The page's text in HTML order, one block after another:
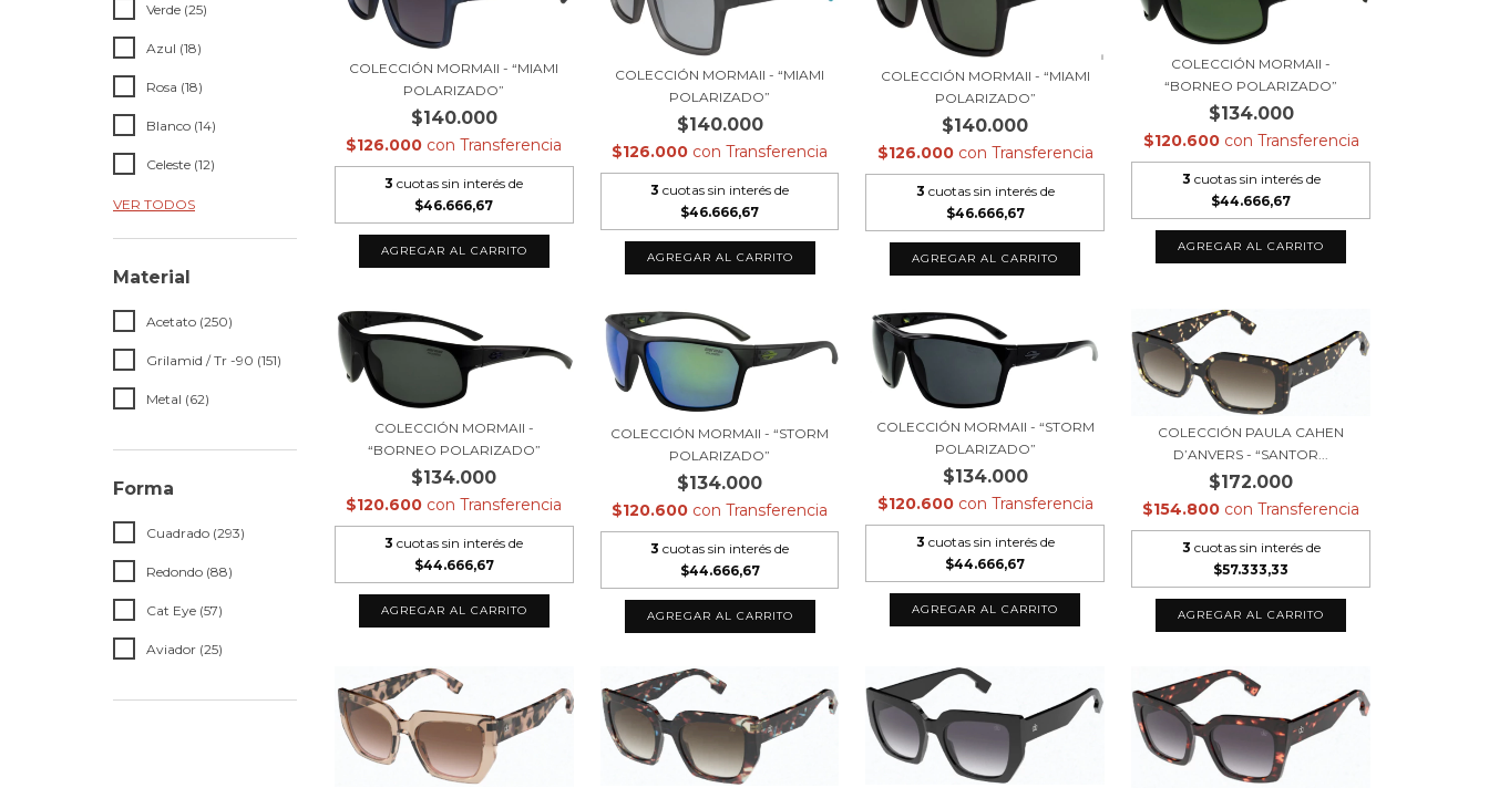
Verde (25)
Azul (18)
Rosa (18)
Blanco (14)
Celeste (12)
VER TODOS
Material
Acetato (250)
Grilamid / Tr -90 (151)
Metal (62)
Forma
Cuadrado (293)
Redondo (88)
Cat Eye (57)
Aviador (25)
COLECCIÓN MORMAII - “MIAMI
POLARIZADO”
$140.000
$126.000 con Transferencia
3 cuotas sin interés de
$46.666,67
COLECCIÓN MORMAII - “MIAMI
POLARIZADO”
$140.000
$126.000 con Transferencia
3 cuotas sin interés de
$46.666,67
COLECCIÓN MORMAII - “MIAMI
POLARIZADO”
$140.000
$126.000 con Transferencia
3 cuotas sin interés de
$46.666,67
COLECCIÓN MORMAII -
“BORNEO POLARIZADO”
$134.000
$120.600 con Transferencia
3 cuotas sin interés de
$44.666,67
COLECCIÓN MORMAII -
“BORNEO POLARIZADO”
$134.000
$120.600 con Transferencia
3 cuotas sin interés de
$44.666,67
COLECCIÓN MORMAII - “STORM
POLARIZADO”
$134.000
$120.600 con Transferencia
3 cuotas sin interés de
$44.666,67
COLECCIÓN MORMAII - “STORM
POLARIZADO”
$134.000
$120.600 con Transferencia
3 cuotas sin interés de
$44.666,67
COLECCIÓN PAULA CAHEN
D’ANVERS - “SANTOR...
$172.000
$154.800 con Transferencia
3 cuotas sin interés de
$57.333,33